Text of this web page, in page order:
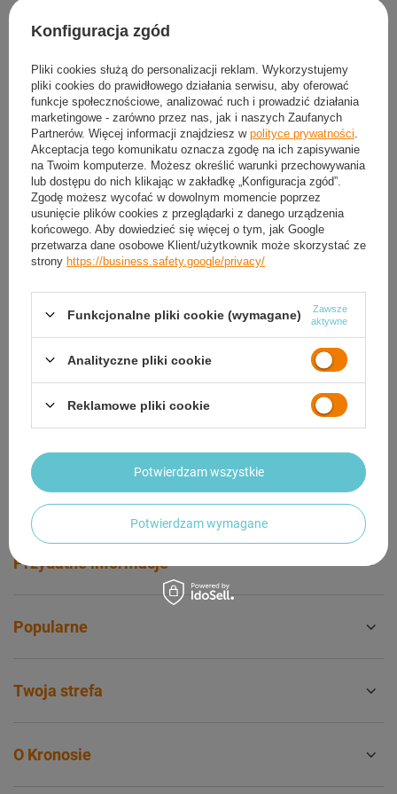
21,98 zł
Sklep sportowy Kronos
Dostępny
Zamówienia
Status zamówienia
Chcę wymienić produkt
Kontakt
Przydatne informacje
Popularne
Twoja strefa
O Kronosie
Konfiguracja zgód
Pliki cookies służą do personalizacji reklam. Wykorzystujemy
pliki cookies do prawidłowego działania serwisu, aby oferować
funkcje społecznościowe, analizować ruch i prowadzić działania
marketingowe - zarówno przez nas, jak i naszych Zaufanych
Partnerów. Więcej informacji znajdziesz w polityce prywatności
Akceptacja tego komunikatu oznacza zgodę na ich zapisywanie
na Twoim komputerze. Możesz określić warunki przechowywania
lub dostępu do nich klikając w zakładkę „Konfiguracja zgód”.
Zgodę możesz wycofać w dowolnym momencie poprzez
usunięcie plików cookies z przeglądarki z danego urządzenia
końcowego. Aby dowiedzieć się więcej o tym, jak Google
przetwarza dane osobowe Klient/użytkownik może skorzystać ze
strony https://business.safety.google/privacy/
Funkcjonalne pliki cookie (wymagane)
Zawsze
aktywne
Analityczne pliki cookie
Reklamowe pliki cookie
Potwierdzam wymagane
Potwierdzam wszystkie